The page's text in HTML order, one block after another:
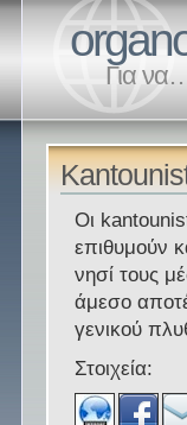
Για
Οι
επιθυμούν
νησί τους
άμεσο
γενικού
Στοιχεία: